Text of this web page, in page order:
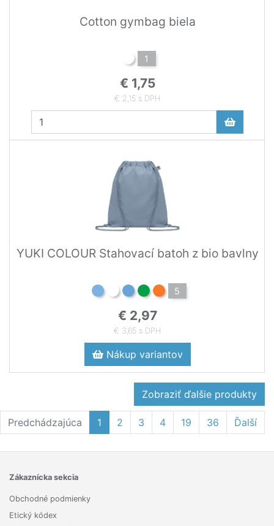
Cotton gymbag biela
1
€ 1,75
€ 2,15 s DPH
YUKI COLOUR Stahovací batoh z bio bavlny
5
€ 2,97
€ 3,65 s DPH
Nákup variantov
Zobraziť ďalšie produkty
Predchádzajúca 1 2 3 4 19 36 Ďalší
Zákaznícka sekcia
Obchodné podmienky
Etický kódex